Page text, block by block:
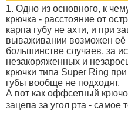
1. Одно из основного, к
крючка - расстояние от
карпа губу не ахти, и при
вываживании возможен
большинстве случаев, за
незакоряженных и
крючки типа Super Ring
губы вообще не подходят.
А вот как оффсетный
зацепа за угол рта - самое